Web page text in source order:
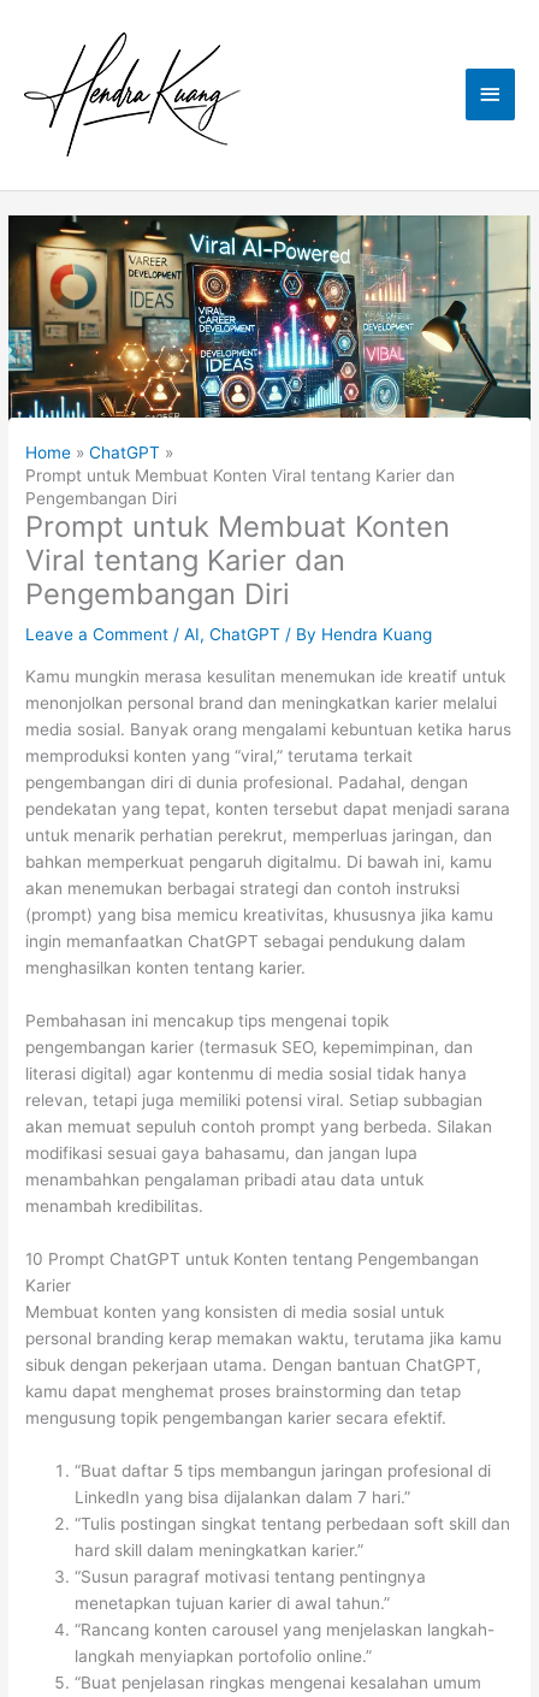
Main
Home
ChatGPT
Prompt untuk Membuat Konten Viral tentang Karier dan
Pengembangan Diri
Prompt untuk Membuat Konten
Viral tentang Karier dan
Pengembangan Diri
Leave a Comment /AI,ChatGPT / By Hendra Kuang
Kamu mungkin merasa kesulitan menemukan ide kreatif untuk
menonjolkan personal brand dan meningkatkan karier melalui
media sosial. Banyak orang mengalami kebuntuan ketika harus
memproduksi konten yang “viral,” terutama terkait
pengembangan diri di dunia profesional. Padahal, dengan
pendekatan yang tepat, konten tersebut dapat menjadi sarana
untuk menarik perhatian perekrut, memperluas jaringan, dan
bahkan memperkuat pengaruh digitalmu. Di bawah ini, kamu
akan menemukan berbagai strategi dan contoh instruksi
(prompt) yang bisa memicu kreativitas, khususnya jika kamu
ingin memanfaatkan ChatGPT sebagai pendukung dalam
menghasilkan konten tentang karier.
Pembahasan ini mencakup tips mengenai topik
pengembangan karier (termasuk SEO, kepemimpinan, dan
literasi digital) agar kontenmu di media sosial tidak hanya
relevan, tetapi juga memiliki potensi viral. Setiap subbagian
akan memuat sepuluh contoh prompt yang berbeda. Silakan
modifikasi sesuai gaya bahasamu, dan jangan lupa
menambahkan pengalaman pribadi atau data untuk
menambah kredibilitas.
10 Prompt ChatGPT untuk Konten tentang Pengembangan
Karier
Membuat konten yang konsisten di media sosial untuk
personal branding kerap memakan waktu, terutama jika kamu
sibuk dengan pekerjaan utama. Dengan bantuan ChatGPT,
kamu dapat menghemat proses brainstorming dan tetap
mengusung topik pengembangan karier secara efektif.
“Buat daftar 5 tips membangun jaringan profesional di
LinkedIn yang bisa dijalankan dalam 7 hari.”
“Tulis postingan singkat tentang perbedaan soft skill dan
hard skill dalam meningkatkan karier.”
“Susun paragraf motivasi tentang pentingnya
menetapkan tujuan karier di awal tahun.”
“Rancang konten carousel yang menjelaskan langkah-
langkah menyiapkan portofolio online.”
“Buat penjelasan ringkas mengenai kesalahan umum